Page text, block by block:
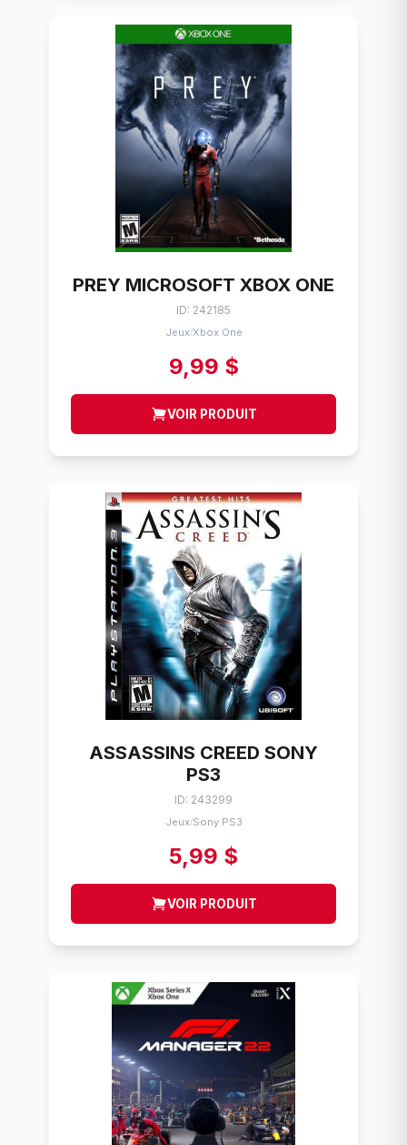
PREY MICROSOFT XBOX ONE
ID: 242185
Jeux/Xbox One
9,99 $
VOIR PRODUIT
ASSASSINS CREED SONY
PS3
ID: 243299
Jeux/Sony PS3
5,99 $
VOIR PRODUIT